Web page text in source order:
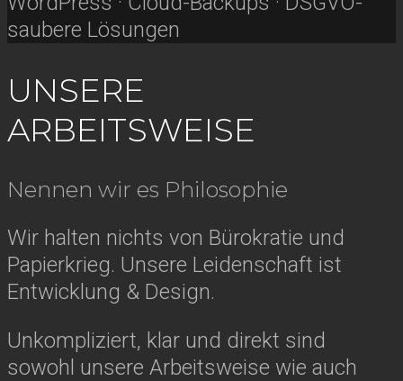
saubere Lösungen
UNSERE
ARBEITSWEISE
Nennen wir es Philosophie
Wir halten nichts von Bürokratie und
Papierkrieg. Unsere Leidenschaft ist
Entwicklung & Design.
Unkompliziert, klar und direkt sind
sowohl unsere Arbeitsweise wie auch